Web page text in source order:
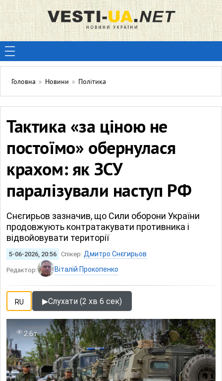
Головна » Новини » Політика
Тактика «за ціною не
постоїмо» обернулася
крахом: як ЗСУ
паралізували наступ РФ
Снєгирьов зазначив, що Сили оборони України
продовжують контратакувати противника і
відвойовувати території
5-06-2026, 20:56 Спікер: Дмитро Снєгирьов
Редактор: Віталій Прокопенко
RU ▶Слухати (2 хв 6 сек)
2.6т